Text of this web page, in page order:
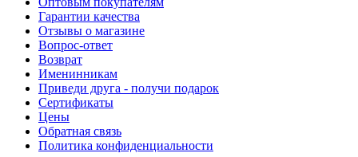
Гарантии качества
Отзывы о магазине
Вопрос-ответ
Возврат
Именинникам
Приведи друга - получи подарок
Сертификаты
Цены
Обратная связь
Политика конфиденциальности